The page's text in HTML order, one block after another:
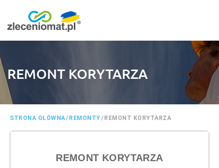
REMONT KORYTARZA
STRONA GŁÓWNA/ REMONTY/ REMONT KORYTARZA
REMONT KORYTARZA